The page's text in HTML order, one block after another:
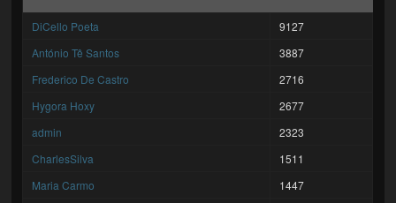
DiCello Poeta
9127
António Tê Santos
3887
Frederico De Castro
2716
Hygora Hoxy
2677
admin
2323
CharlesSilva
1511
Maria Carmo
1447